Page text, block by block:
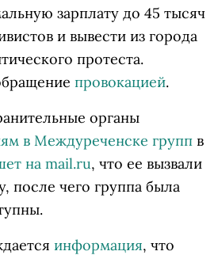
зарплату до 45 тысяч
и вывести из города
протеста.
провокацией.
органы
в Междуреченске групп в
на mail.ru, что ее вызвали
после чего группа была
информация, что